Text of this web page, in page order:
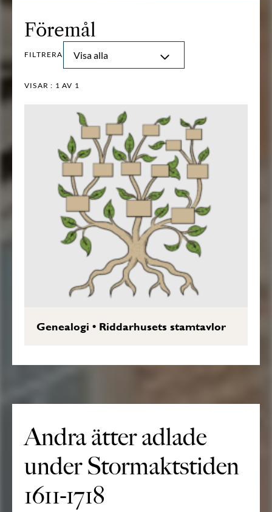
Föremål
FILTRERA Visa alla
VISAR : 1 AV 1
Genealogi • Riddarhusets stamtavlor
Andra ätter adlade
under Stormaktstiden
1611-1718